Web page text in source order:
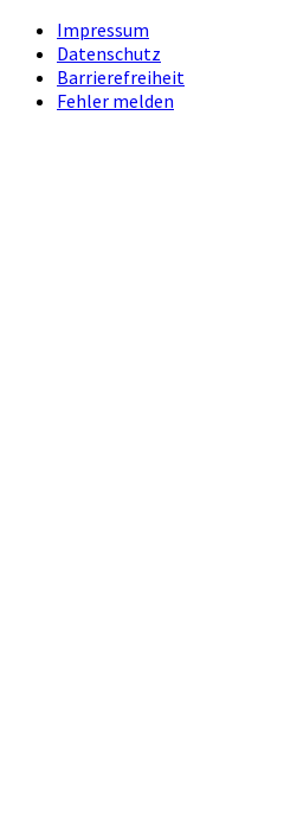
Impressum
Datenschutz
Barrierefreiheit
Fehler melden